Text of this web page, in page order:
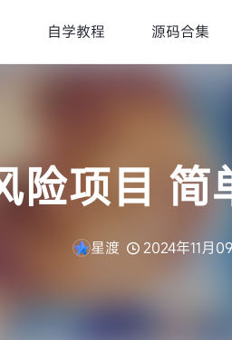
自学教程 源码合集
险项目 简
星渡 2024年11月